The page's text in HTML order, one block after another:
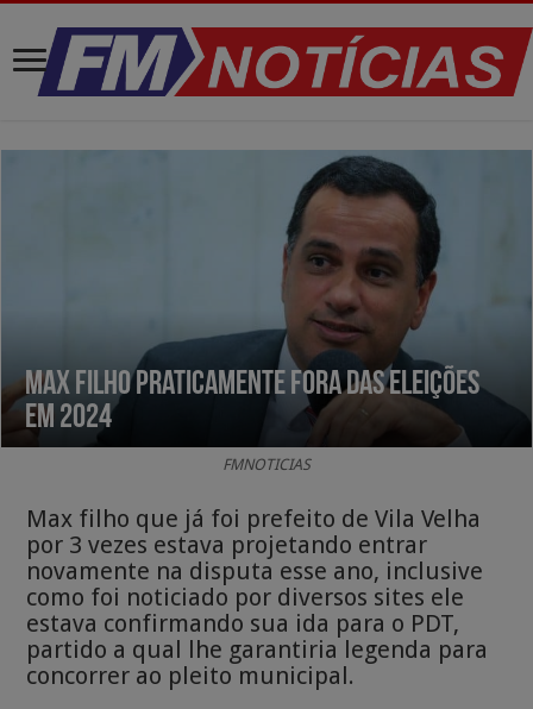
Max Filho praticamente fora das eleições
em 2024
FMNOTICIAS
Max filho que já foi prefeito de Vila Velha
por 3 vezes estava projetando entrar
novamente na disputa esse ano, inclusive
como foi noticiado por diversos sites ele
estava confirmando sua ida para o PDT,
partido a qual lhe garantiria legenda para
concorrer ao pleito municipal.